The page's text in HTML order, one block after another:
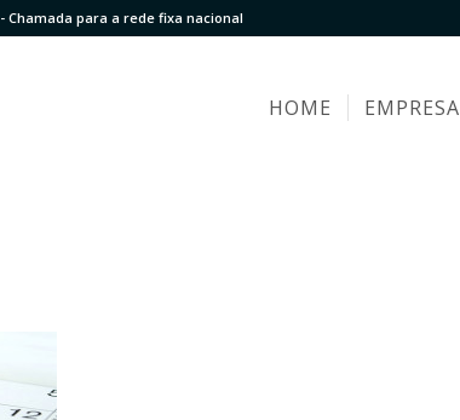
- Chamada para a rede fixa nacional
HOME EMPRESA